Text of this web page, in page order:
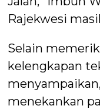
Rajekwesi
Selain
kelengkapan
menekankan